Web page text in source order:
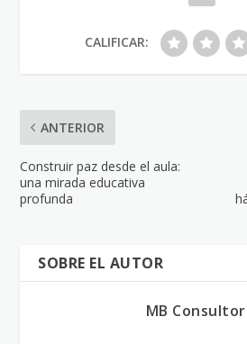
CALIFICAR:
ANTERIOR
Construir paz desde el aula:
una mirada educativa
profunda
SOBRE EL AUTOR
MB